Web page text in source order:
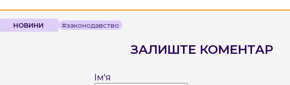
НОВИНИ #законодавство
ЗАЛИШТЕ КОМЕНТАР
Ім'я